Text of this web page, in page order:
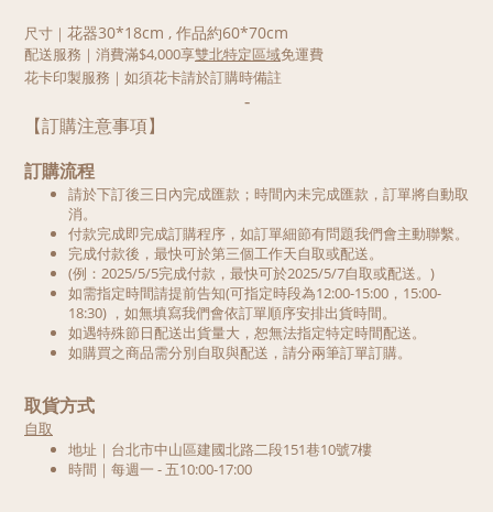
尺寸 ｜ 花器30*18cm , 作品約60*70cm
配送服務｜ 消費滿$4,000享雙北特定區域免運費
花卡印製服務｜如須花卡請於訂購時備註
-
【訂購注意事項】
訂購流程
請於下訂後三日內完成匯款；時間內未完成匯款，訂單將自動取
消。
付款完成即完成訂購程序，如訂單細節有問題我們會主動聯繫。
完成付款後，最快可於第三個工作天自取或配送。
(例：2025/5/5完成付款，最快可於2025/5/7自取或配送。)
如需指定時間請提前告知(可指定時段為12:00-15:00，15:00-
18:30) ，如無填寫我們會依訂單順序安排出貨時間。
如遇特殊節日配送出貨量大，恕無法指定特定時間配送。
如購買之商品需分別自取與配送，請分兩筆訂單訂購。
取貨方式
自取
地址｜台北市中山區建國北路二段151巷10號7樓
時間｜每週一 - 五10:00-17:00